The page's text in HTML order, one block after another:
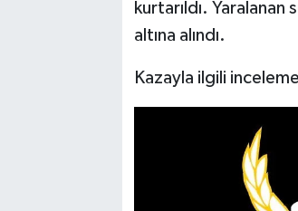
kurtarıldı.
altına alındı.
Kazayla ilgili